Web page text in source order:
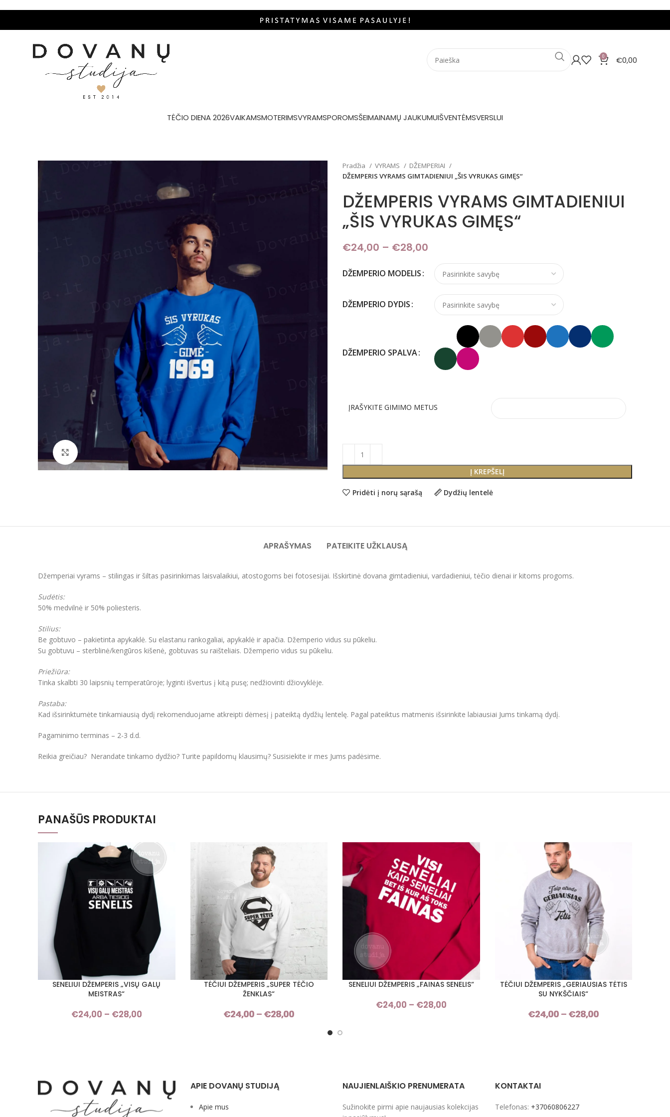
0 €0,00
TĖČIO DIENA 2026VAIKAMSMOTERIMSVYRAMSPOROMSŠEIMAINAMŲ JAUKUMUIŠVENTĖMSVERSLUI
Padidinti
Pradžia VYRAMS
DŽEMPERIAI
DŽEMPERIS VYRAMS GIMTADIENIUI „ŠIS VYRUKAS GIMĘS“
DŽEMPERIS VYRAMS GIMTADIENIUI
„ŠIS VYRUKAS GIMĘS“
€24,00 – €28,00
DŽEMPERIO MODELIS
DŽEMPERIO DYDIS
DŽEMPERIO SPALVA
ĮRAŠYKITE GIMIMO METUS
Į KREPŠELĮ
Pridėti į norų sąrašą Dydžių lentelė
APRAŠYMAS PATEIKITE UŽKLAUSĄ
Džemperiai vyrams – stilingas ir šiltas pasirinkimas laisvalaikiui, atostogoms bei fotosesijai. Išskirtinė dovana gimtadieniui, vardadieniui, tėčio dienai ir kitoms progoms.
Sudėtis:
50% medvilnė ir 50% poliesteris.
Stilius:
Be gobtuvo – pakietinta apykaklė. Su elastanu rankogaliai, apykaklė ir apačia. Džemperio vidus su pūkeliu.
Su gobtuvu – sterblinė/kengūros kišenė, gobtuvas su raišteliais. Džemperio vidus su pūkeliu.
Priežiūra:
Tinka skalbti 30 laipsnių temperatūroje; lyginti išvertus į kitą pusę; nedžiovinti džiovyklėje.
Pastaba:
Kad išsirinktumėte tinkamiausią dydį rekomenduojame atkreipti dėmesį į pateiktą dydžių lentelę. Pagal pateiktus matmenis išsirinkite labiausiai Jums tinkamą dydį.
Pagaminimo terminas – 2-3 d.d.
Reikia greičiau? Nerandate tinkamo dydžio? Turite papildomų klausimų? Susisiekite ir mes Jums padėsime.
PANAŠŪS PRODUKTAI
PASIRINKTI SAVYBES
SENELIUI DŽEMPERIS „VISŲ GALŲ
MEISTRAS“
€24,00 – €28,00
PASIRINKTI SAVYBES
TĖČIUI DŽEMPERIS „SUPER TĖČIO
ŽENKLAS“
€24,00 – €28,00
€24,00
PASIRINKTI SAVYBES
SENELIUI DŽEMPERIS „FAINAS SENELIS“
€24,00 – €28,00
PASIRINKTI SAVYBES
TĖČIUI DŽEMPERIS „GERIAUSIAS TĖTIS
SU NYKŠČIAIS“
€24,00 – €28,00
APIE DOVANŲ STUDIJĄ
Apie mus
NAUJIENLAIŠKIO PRENUMERATA
Sužinokite pirmi apie naujausias kolekcijas
KONTAKTAI
Telefonas: +37060806227